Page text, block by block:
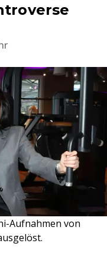
Aufnahmen von